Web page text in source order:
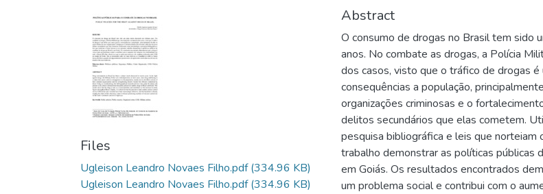
Files
Ugleison Leandro Novaes Filho.pdf(334.96 KB)
Ugleison Leandro Novaes Filho.pdf(334.96 KB)
Abstract
O consumo de drogas no Brasil tem sido
anos. No combate as drogas, a Polícia
dos casos, visto que o tráfico de drogas
consequências a população,
organizações criminosas e o
delitos secundários que elas cometem.
pesquisa bibliográfica e leis que
trabalho demonstrar as políticas públicas
em Goiás. Os resultados encontrados
um problema social e contribui com o